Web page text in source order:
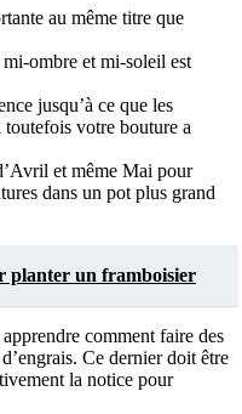
au même titre que
ombre et mi-soleil est
jusqu’à ce que les
toutefois votre bouture a
et même Mai pour
dans un pot plus grand
planter un framboisier
comment faire des
Ce dernier doit être
la notice pour